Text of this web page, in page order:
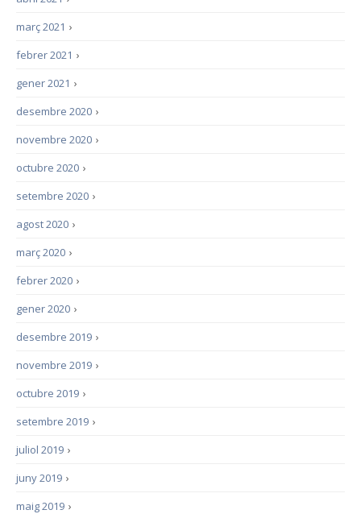
›
març 2021
›
febrer 2021
›
gener 2021
›
desembre 2020
›
novembre 2020
›
octubre 2020
›
setembre 2020
›
agost 2020
›
març 2020
›
febrer 2020
›
gener 2020
›
desembre 2019
›
novembre 2019
›
octubre 2019
›
setembre 2019
›
juliol 2019
›
juny 2019
›
maig 2019